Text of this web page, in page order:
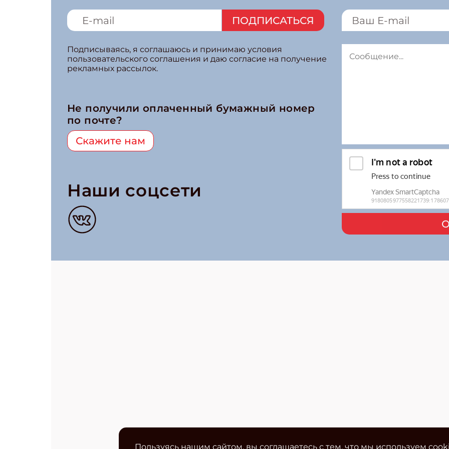
ПОДПИСАТЬСЯ
Подписываясь, я соглашаюсь и принимаю условия
пользовательского соглашения и даю согласие на получение
рекламных рассылок.
Не получили оплаченный бумажный номер
по почте?
Скажите нам
Наши соцсети
Пользуясь нашим сайтом, вы соглашаетесь с тем, что мы используем